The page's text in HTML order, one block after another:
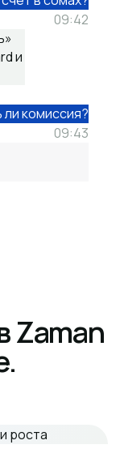
09:42
и
ли комиссия?
09:43
Zaman